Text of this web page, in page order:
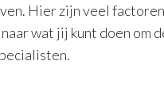
Hier zijn veel
wat jij kunt doen om